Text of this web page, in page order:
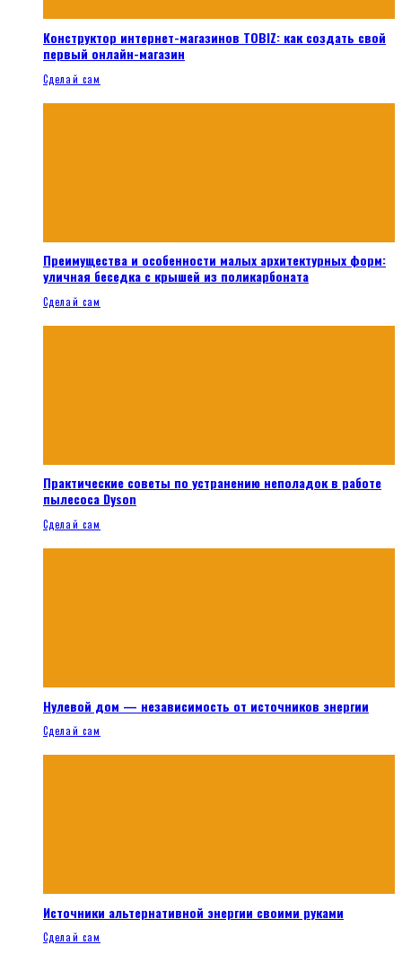
Конструктор интернет-магазинов TOBIZ: как создать свой
первый онлайн-магазин
Сделай сам
Преимущества и особенности малых архитектурных форм:
уличная беседка с крышей из поликарбоната
Сделай сам
Практические советы по устранению неполадок в работе
пылесоса Dyson
Сделай сам
Нулевой дом — независимость от источников энергии
Сделай сам
Источники альтернативной энергии своими руками
Сделай сам